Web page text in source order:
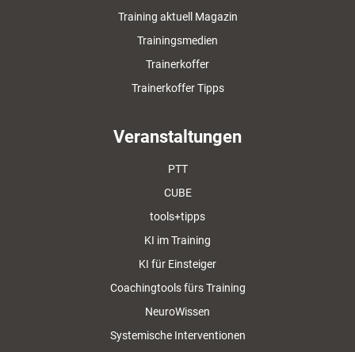
Training aktuell Magazin
Trainingsmedien
Trainerkoffer
Trainerkoffer Tipps
Veranstaltungen
PTT
CUBE
tools+tipps
KI im Training
KI für Einsteiger
Coachingtools fürs Training
NeuroWissen
Systemische Interventionen